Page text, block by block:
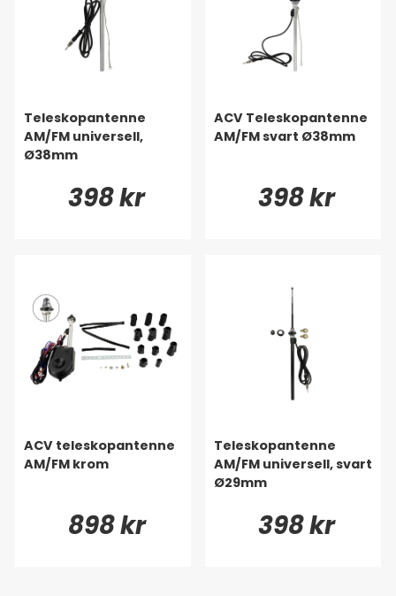
Teleskopantenne
AM/FM universell,
Ø38mm
398 kr
ACV Teleskopantenne
AM/FM svart Ø38mm
398 kr
ACV teleskopantenne
AM/FM krom
898 kr
Teleskopantenne
AM/FM universell, svart
Ø29mm
398 kr